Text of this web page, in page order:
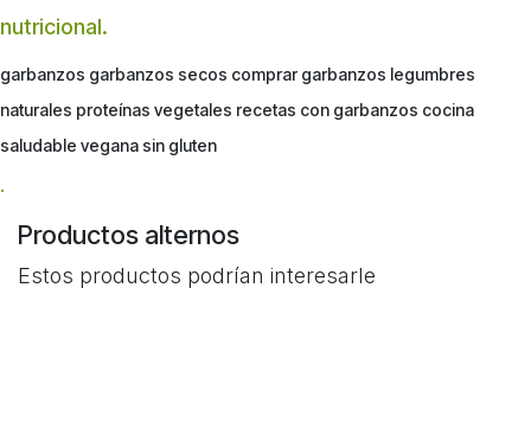
nutricional.
garbanzos garbanzos secos comprar garbanzos legumbres
naturales proteínas vegetales recetas con garbanzos cocina
saludable vegana sin gluten
.
Productos alternos
Estos productos podrían interesarle